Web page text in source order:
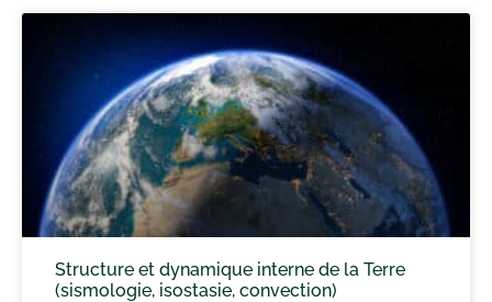
Structure et dynamique interne de la Terre
(sismologie, isostasie, convection)